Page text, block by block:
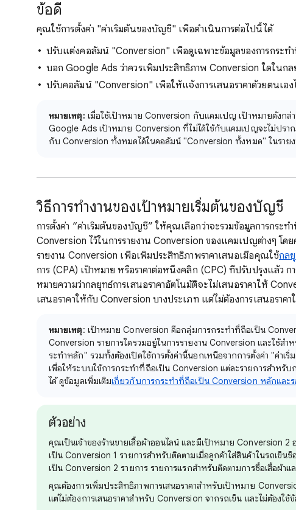
ข้อดี
คุณใช้การตั้งค่า "ค่าเริ่มต้นของบัญชี" เพื่อดําเนินการต่อไปนี้ได้
ปรับแต่งคอลัมน์ "Conversion" เพื่อดูเฉพาะข้อมูลของการกระ
บอก Google Ads ว่าควรเพิ่มประสิทธิภาพ Conversion ใดในกล
ปรับคอลัมน์ "Conversion" เพื่อให้แจ้งการเสนอราคาด้วยตนเอง
หมายเหตุ: เมื่อใช้เป้าหมาย Conversion กับแคมเปญ เป้าหมายดังกล่
Google Ads เป้าหมาย Conversion ที่ไม่ได้ใช้กับแคมเปญจะไม่ปร
กับ Conversion ทั้งหมดได้ในคอลัมน์ "Conversion ทั้งหมด" ในราย
วิธีการทํางานของเป้าหมายเริ่มต้นของบัญชี
การตั้งค่า “ค่าเริ่มต้นของบัญชี” ให้คุณเลือกว่าจะรวมข้อมูลการกระ
Conversion ไว้ในการรายงาน Conversion ของแคมเปญต่างๆ โด
รายงาน Conversion เพื่อเพิ่มประสิทธิภาพราคาเสนอเมื่อคุณใช้กล
การ (CPA) เป้าหมาย หรือราคาต่อหนึ่งคลิก (CPC) ที่ปรับปรุงแล้ว ก
หมายความว่ากลยุทธ์การเสนอราคาอัตโนมัติจะไม่เสนอราคาให้
เสนอราคาให้กับ Conversion บางประเภท แต่ไม่ต้องการเสนอราค
หมายเหตุ: เป้าหมาย Conversion คือกลุ่มการกระทำที่ถือเป็น
Conversion รายการใดรวมอยู่ในการรายงาน Conversion และใช้สำ
ระทําหลัก" รวมทั้งต้องเปิดใช้การตั้งค่านี้นอกเหนือจากการตั้งค่า "ค่า
เพื่อให้ระบบใช้การกระทำที่ถือเป็น Conversion แต่ละรายการสำหรับ
ได้ ดูข้อมูลเพิ่มเติมเกี่ยวกับการกระทําที่ถือเป็น Conversion หลักและร
ตัวอย่าง
คุณเป็นเจ้าของร้านขายเสื้อผ้าออนไลน์ และมีเป้าหมาย Conversion 2
เป็น Conversion 1 รายการสำหรับติดตามเมื่อลูกค้าใส่สินค้าในรถเข็น
เป็น Conversion 2 รายการ รายการแรกสำหรับติดตามการซื้อเสื้อผ้า
คุณต้องการเพิ่มประสิทธิภาพการเสนอราคาสําหรับเป้าหมาย
แต่ไม่ต้องการเสนอราคาสําหรับ Conversion จากรถเข็น และไม่ต้องใช้